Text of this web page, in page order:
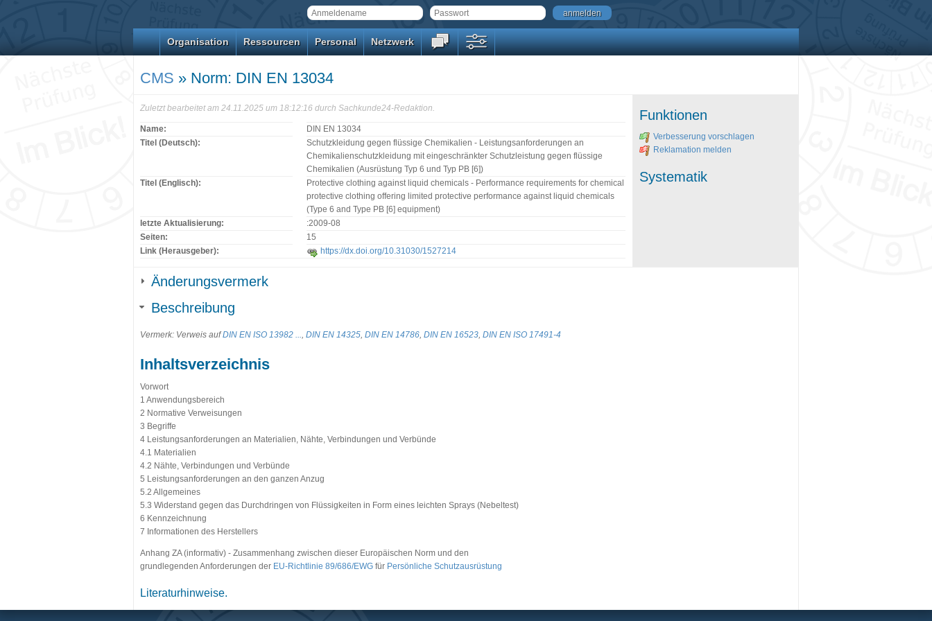
anmelden
Organisation Ressourcen Personal Netzwerk
CMS » Norm: DIN EN 13034
Zuletzt bearbeitet am 24.11.2025 um 18:12:16 durch Sachkunde24-Redaktion.
Name:
DIN EN 13034
Titel (Deutsch):
Schutzkleidung gegen flüssige Chemikalien - Leistungsanforderungen an
Chemikalienschutzkleidung mit eingeschränkter Schutzleistung gegen flüssige
Chemikalien (Ausrüstung Typ 6 und Typ PB [6])
Titel (Englisch):
Protective clothing against liquid chemicals - Performance requirements for chemical
protective clothing offering limited protective performance against liquid chemicals
(Type 6 and Type PB [6] equipment)
letzte Aktualisierung:
:2009-08
Seiten:
15
Link (Herausgeber):
https://dx.doi.org/10.31030/1527214
Funktionen
Verbesserung vorschlagen
Reklamation melden
Systematik
Änderungsvermerk
Beschreibung
Vermerk: Verweis aufDIN EN ISO 13982 ..., DIN EN 14325, DIN EN 14786, DIN EN 16523, DIN EN ISO 17491-4
Inhaltsverzeichnis
Vorwort
1 Anwendungsbereich
2 Normative Verweisungen
3 Begriffe
4 Leistungsanforderungen an Materialien, Nähte, Verbindungen und Verbünde
4.1 Materialien
4.2 Nähte, Verbindungen und Verbünde
5 Leistungsanforderungen an den ganzen Anzug
5.2 Allgemeines
5.3 Widerstand gegen das Durchdringen von Flüssigkeiten in Form eines leichten Sprays (Nebeltest)
6 Kennzeichnung
7 Informationen des Herstellers
Anhang ZA (informativ) - Zusammenhang zwischen dieser Europäischen Norm und den
grundlegenden Anforderungen der EU-Richtlinie 89/686/EWG für Persönliche Schutzausrüstung
Literaturhinweise.